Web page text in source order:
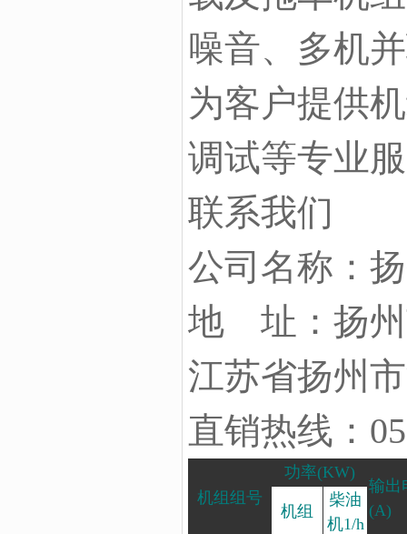
噪音、多机
为客户提供
调试等专业
联系我们
公司名称：
地 址：扬州
江苏省扬州
直销热线：
机组组号
功率(KW)
输出
(A)
机组
柴油
机1/h